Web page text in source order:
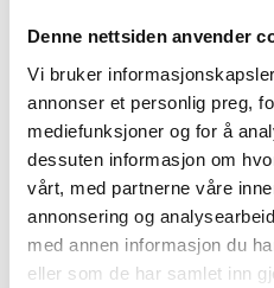
Denne nettsiden anvender
Vi bruker
annonser et personlig preg,
mediefunksjoner og for å
dessuten informasjon om
vårt, med partnerne våre
annonsering og
med annen informasjon du
eller som de har samlet inn
for å gjøre
trafikkmålinger, og for
funksjonaliteten på
Slik forhindrer du